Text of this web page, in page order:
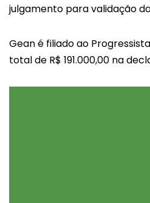
julgamento para validação
Gean é filiado ao
total de R$ 191.000,00 na